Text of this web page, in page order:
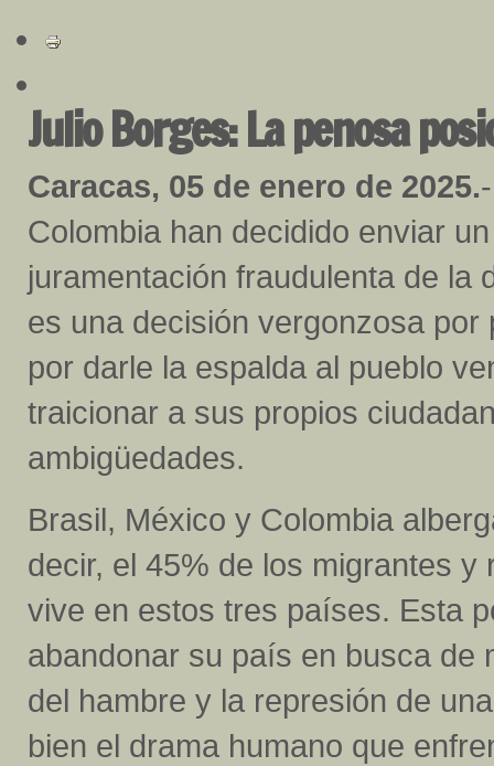
Julio Borges: La penosa
Caracas, 05 de enero de 2025.
Colombia han decidido enviar
juramentación fraudulenta de la
es una decisión vergonzosa
por darle la espalda al pueblo
traicionar a sus propios
ambigüedades.
Brasil, México y Colombia
decir, el 45% de los migrantes
vive en estos tres países. Esta
abandonar su país en busca de
del hambre y la represión de
bien el drama humano que